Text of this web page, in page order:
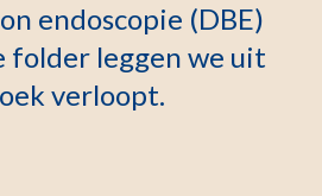
endoscopie (DBE)
folder leggen we uit
verloopt.